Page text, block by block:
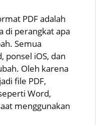
PDF adalah
di perangkat apa
Semua
ponsel iOS, dan
Oleh karena
file PDF,
Word,
menggunakan